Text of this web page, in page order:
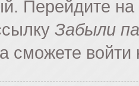
Перейдите
Забыли
сможете